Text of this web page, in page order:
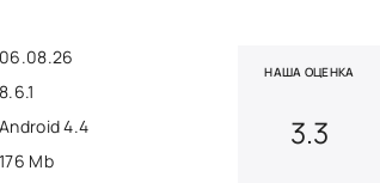
06.08.26
8.6.1
Android 4.4
176 Mb
НАША ОЦЕНКА
3.3